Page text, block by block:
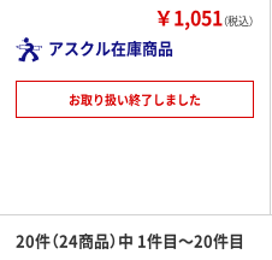
￥1,051（税込）
アスクル在庫商品
お取り扱い終了しました
20件（24商品）中 1件目～20件目